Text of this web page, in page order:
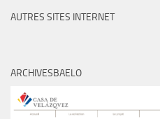
AUTRES SITES INTERNET
ARCHIVESBAELO